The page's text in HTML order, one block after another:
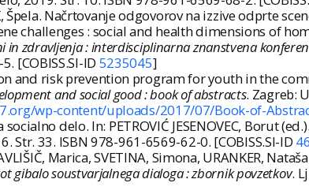
Špela. Načrtovanje odgovorov na izzive odprte
challenges : social and health dimensions of
zdravljenja : interdisciplinarna znanstvena
[COBISS.SI-ID 5235045]
and risk prevention program for youth in the
and social good : book of abstracts. Zagreb:
wp-content/uploads/2017/07/Book-of-
delo. In: PETROVIĆ JESENOVEC, Borut (ed.).
Str. 33. ISBN 978-961-6569-62-0. [COBISS.SI-ID
Marica, SVETINA, Simona, URANKER,
gibalo soustvarjalnega dialoga : zbornik povzetkov.